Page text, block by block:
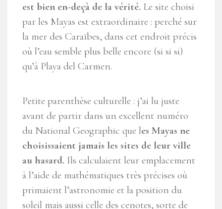
est bien en-deçà de la vérité. Le site choisi
par les Mayas est extraordinaire : perché sur
la mer des Caraïbes, dans cet endroit précis
où l’eau semble plus belle encore (si si si)
qu’à Playa del Carmen.
Petite parenthèse culturelle : j’ai lu juste
avant de partir dans un excellent numéro
du National Geographic que les Mayas ne
choisissaient jamais les sites de leur ville
au hasard. Ils calculaient leur emplacement
à l’aide de mathématiques très précises où
primaient l’astronomie et la position du
soleil mais aussi celle des cenotes, sorte de